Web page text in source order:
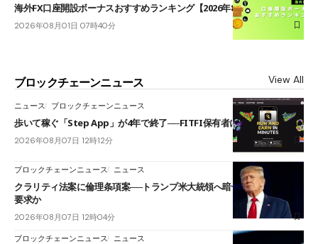
海外FX口座開設ボーナスおすすめランキング【2026年8月最新】
2026年08月01日 07時40分
ブロックチェーンニュース View All
ニュース ブロックチェーンニュース
歩いて稼ぐ「Step App」が4年で終了──FITFI保有者に対応呼びかけ
2026年08月07日 12時12分
ブロックチェーンニュース ニュース
クラリティ法案に倫理条項案──トランプ米大統領へ暗号資産事業の売却
要求か
2026年08月07日 12時04分
ブロックチェーンニュース ニュース